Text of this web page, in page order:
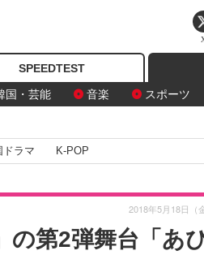
SPEEDTEST
国・芸能 音楽 スポーツ
ドラマ K-POP
第2弾舞台「あ
2018年5月18日（